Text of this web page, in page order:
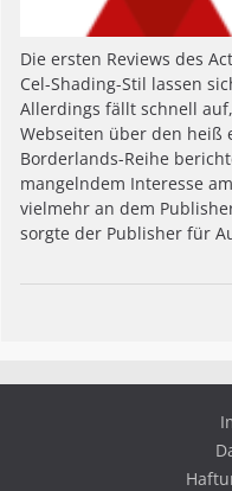
Die ersten Reviews des
Cel-Shading-Stil lassen
Allerdings fällt schnell
Webseiten über den
Borderlands-Reihe
mangelndem Interesse
vielmehr an dem
sorgte der Publisher für